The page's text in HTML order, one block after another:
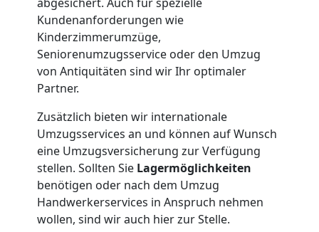
Kundenanforderungen wie
Kinderzimmerumzüge,
Seniorenumzugsservice oder den Umzug
von Antiquitäten sind wir Ihr optimaler
Partner.
Zusätzlich bieten wir internationale
Umzugsservices an und können auf Wunsch
eine Umzugsversicherung zur Verfügung
stellen. Sollten Sie Lagermöglichkeiten
benötigen oder nach dem Umzug
Handwerkerservices in Anspruch nehmen
wollen, sind wir auch hier zur Stelle.
LKW
Möbellift
Wolfsberg
Übersiedlung
Wolfsberg